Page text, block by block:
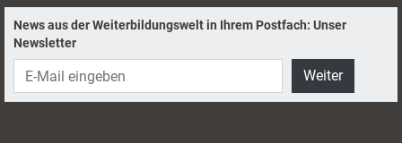
Interaktion. Und lernen Sie schließlich, wie Sie
mit doppelbödigen Transaktionen umgehen
Warum sind Menschen so, wie sie sind – und
wie gehen sie miteinander um? Interactum
liefert auf diese stets aktuelle Frage ebenso
News aus der Weiterbildungswelt in Ihrem Postfach: Unser
Newsletter
Weiter